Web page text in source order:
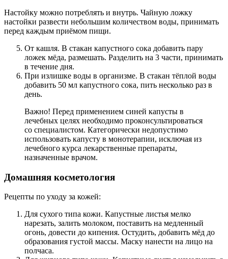
Настойку можно потреблять и внутрь. Чайную ложку
настойки развести небольшим количеством воды, принимать
перед каждым приёмом пищи.
От кашля. В стакан капустного сока добавить пару
ложек мёда, размешать. Разделить на 3 части, принимать
в течение дня.
При излишке воды в организме. В стакан тёплой воды
добавить 50 мл капустного сока, пить несколько раз в
день.
Важно! Перед применением синей капусты в
лечебных целях необходимо проконсультироваться
со специалистом. Категорически недопустимо
использовать капусту в монотерапии, исключая из
лечебного курса лекарственные препараты,
назначенные врачом.
Домашняя косметология
Рецепты по уходу за кожей:
Для сухого типа кожи. Капустные листья мелко
нарезать, залить молоком, поставить на медленный
огонь, довести до кипения. Остудить, добавить мёд до
образования густой массы. Маску нанести на лицо на
полчаса.